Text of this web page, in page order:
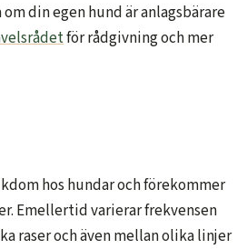
din egen hund är anlagsbärare
för rådgivning och mer
hos hundar och förekommer
Emellertid varierar frekvensen
raser och även mellan olika linjer